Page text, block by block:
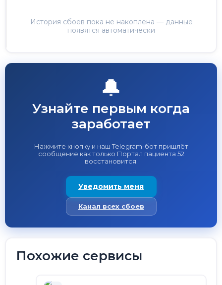
История сбоев пока не накоплена — данные
появятся автоматически
🔔
Узнайте первым когда
заработает
Нажмите кнопку и наш Telegram-бот пришлёт
сообщение как только Портал пациента 52
восстановится.
Уведомить меня
Канал всех сбоев
Похожие сервисы